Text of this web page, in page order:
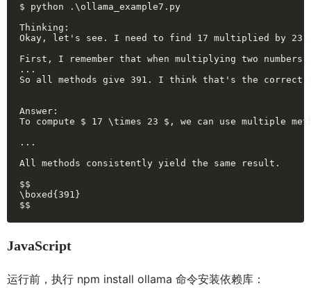
$ python .\ollama_example7.py
Thinking:
Okay, let's see. I need to find 17 multiplied by 23.
First, I remember that when multiplying two
...
So all methods give 391. I think that's the correct
Answer:
To compute $ 17 \times 23 $, we can use multiple
...
All methods consistently yield the same result.
$$
\boxed{391}
$$
JavaScript
运行前，执行 npm install ollama 命令安装依赖库：